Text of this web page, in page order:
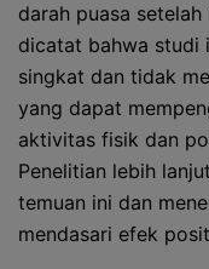
darah puasa
dicatat bahwa studi
singkat dan tidak
yang dapat
aktivitas fisik dan
Penelitian lebih
temuan ini dan
mendasari efek